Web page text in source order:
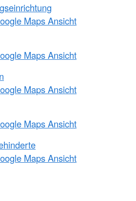
Maps Ansicht
Maps Ansicht
Maps Ansicht
Maps Ansicht
Maps Ansicht